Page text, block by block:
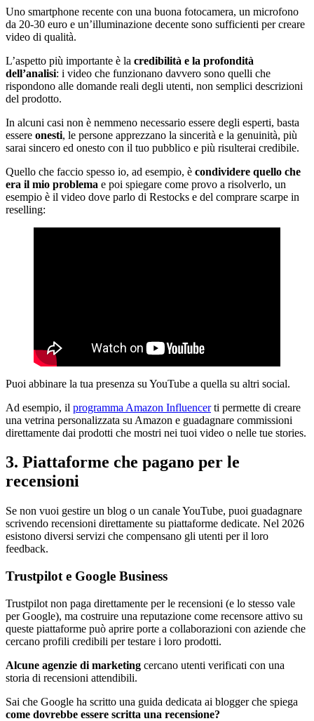
Uno smartphone recente con una buona fotocamera, un microfono
da 20-30 euro e un’illuminazione decente sono sufficienti per creare
video di qualità.
L’aspetto più importante è la credibilità e la profondità
dell’analisi: i video che funzionano davvero sono quelli che
rispondono alle domande reali degli utenti, non semplici descrizioni
del prodotto.
In alcuni casi non è nemmeno necessario essere degli esperti, basta
essere onesti, le persone apprezzano la sincerità e la genuinità, più
sarai sincero ed onesto con il tuo pubblico e più risulterai credibile.
Quello che faccio spesso io, ad esempio, è condividere quello che
era il mio problema e poi spiegare come provo a risolverlo, un
esempio è il video dove parlo di Restocks e del comprare scarpe in
reselling:
Puoi abbinare la tua presenza su YouTube a quella su altri social.
Ad esempio, il programma Amazon Influencerti permette di creare
una vetrina personalizzata su Amazon e guadagnare commissioni
direttamente dai prodotti che mostri nei tuoi video o nelle tue stories.
3. Piattaforme che pagano per le
recensioni
Se non vuoi gestire un blog o un canale YouTube, puoi guadagnare
scrivendo recensioni direttamente su piattaforme dedicate. Nel 2026
esistono diversi servizi che compensano gli utenti per il loro
feedback.
Trustpilot e Google Business
Trustpilot non paga direttamente per le recensioni (e lo stesso vale
per Google), ma costruire una reputazione come recensore attivo su
queste piattaforme può aprire porte a collaborazioni con aziende che
cercano profili credibili per testare i loro prodotti.
Alcune agenzie di marketing cercano utenti verificati con una
storia di recensioni attendibili.
Sai che Google ha scritto una guida dedicata ai blogger che spiega
come dovrebbe essere scritta una recensione?